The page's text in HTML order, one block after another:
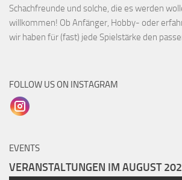
Schachfreunde und solche, die es werden
willkommen! Ob Anfänger, Hobby- oder
wir haben für (fast) jede Spielstärke den
FOLLOW US ON INSTAGRAM
EVENTS
VERANSTALTUNGEN IM AUGUST